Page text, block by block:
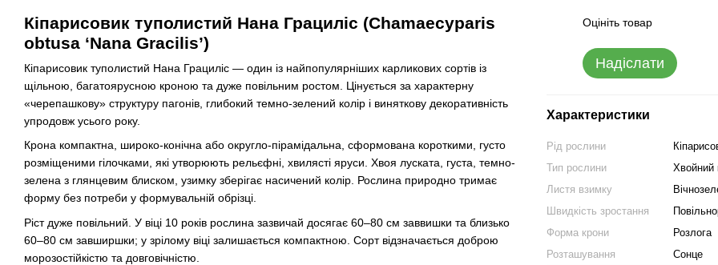
Кіпарисовик туполистий Нана Грациліс (Chamaecyparis
obtusa ‘Nana Gracilis’)
Кіпарисовик туполистий Нана Грациліс — один із найпопулярніших карликових сортів із
щільною, багатоярусною кроною та дуже повільним ростом. Цінується за характерну
«черепашкову» структуру пагонів, глибокий темно-зелений колір і виняткову декоративність
упродовж усього року.
Крона компактна, широко-конічна або округло-пірамідальна, сформована короткими, густо
розміщеними гілочками, які утворюють рельєфні, хвилясті яруси. Хвоя луската, густа, темно-
зелена з глянцевим блиском, узимку зберігає насичений колір. Рослина природно тримає
форму без потреби у формувальній обрізці.
Ріст дуже повільний. У віці 10 років рослина зазвичай досягає 60–80 см заввишки та близько
60–80 см завширшки; у зрілому віці залишається компактною. Сорт відзначається доброю
морозостійкістю та довговічністю.
Оцініть товар
Надіслати
Характеристики
Рід рослини
Тип рослини
Хвойний
Листя взимку
Швидкість зростання
Форма крони
Розлога
Розташування
Сонце